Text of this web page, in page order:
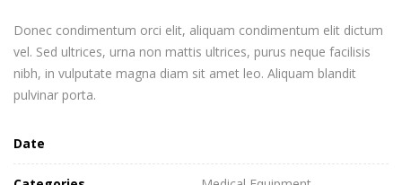
Donec condimentum orci elit, aliquam condimentum elit dictum
vel. Sed ultrices, urna non mattis ultrices, purus neque facilisis
nibh, in vulputate magna diam sit amet leo. Aliquam blandit
pulvinar porta.
Date